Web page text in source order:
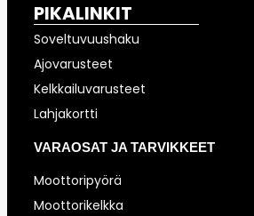
PIKALINKIT
Soveltuvuushaku
Ajovarusteet
Kelkkailuvarusteet
Lahjakortti
VARAOSAT JA TARVIKKEET
Moottoripyörä
Moottorikelkka